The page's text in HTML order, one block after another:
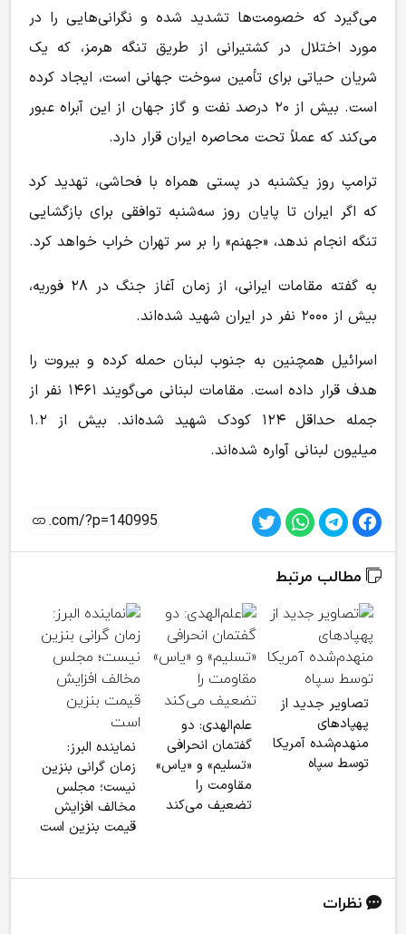
می‌گیرد که خصومت‌ها تشدید شده و نگرانی‌هایی را در
مورد اختلال در کشتیرانی از طریق تنگه هرمز، که یک
شریان حیاتی برای تأمین سوخت جهانی است، ایجاد کرده
است. بیش از ۲۰ درصد نفت و گاز جهان از این آبراه عبور
می‌کند که عملاً تحت محاصره ایران قرار دارد.
ترامپ روز یکشنبه در پستی همراه با فحاشی، تهدید کرد
که اگر ایران تا پایان روز سه‌شنبه توافقی برای بازگشایی
تنگه انجام ندهد، «جهنم» را بر سر تهران خراب خواهد کرد.
به گفته مقامات ایرانی، از زمان آغاز جنگ در ۲۸ فوریه،
بیش از ۲۰۰۰ نفر در ایران شهید شده‌اند.
اسرائیل همچنین به جنوب لبنان حمله کرده و بیروت را
هدف قرار داده است. مقامات لبنانی می‌گویند ۱۴۶۱ نفر از
جمله حداقل ۱۲۴ کودک شهید شده‌اند. بیش از ۱.۲
میلیون لبنانی آواره شده‌اند.
مطالب مرتبط
تصاویر جدید از
پهپادهای
منهدم‌شده آمریکا
توسط سپاه
علم‌الهدی: دو
گفتمان انحرافی
«تسلیم» و «یاس»
مقاومت را
تضعیف می‌کند
نماینده البرز:
زمان گرانی بنزین
نیست؛ مجلس
مخالف افزایش
قیمت بنزین است
نظرات